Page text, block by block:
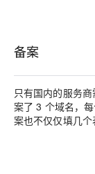
备案
只有国内的服务
案了 3 个域名，
案也不仅仅填几个